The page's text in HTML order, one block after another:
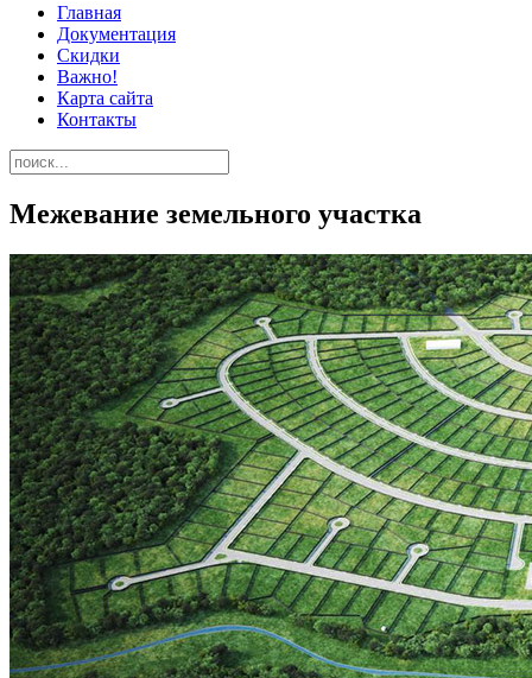
Главная
Документация
Скидки
Важно!
Карта сайта
Контакты
Межевание земельного участка